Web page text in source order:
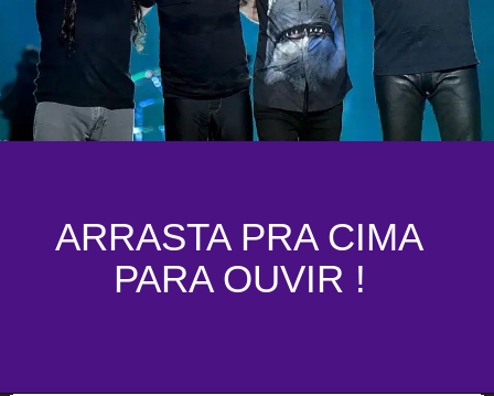
ARRASTA PRA CIMA
PARA OUVIR !